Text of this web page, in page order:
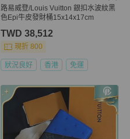
路易威登/Louis Vuitton 銀扣水波紋黑
色Epi牛皮發財桶15x14x17cm
TWD 38,512
現折 800
狀況良好 香港 免運